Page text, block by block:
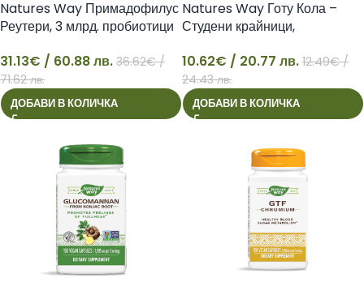
31
Natures Way Примадофилус
Реутери, 3 млрд. пробиотици
31.13€ / 60.88 лв. 36.62€/
71.62 лв.
ДОБАВИ В КОЛИЧКА
10
Natures Way Готу Кола –
Студени крайници,
10.62€ / 20.77 лв. 12.49€/
24.43 лв.
ДОБАВИ В КОЛИЧКА